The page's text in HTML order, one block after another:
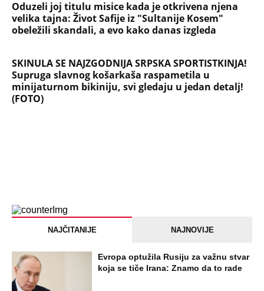
Oduzeli joj titulu misice kada je otkrivena njena
velika tajna: Život Safije iz "Sultanije Kosem"
obeležili skandali, a evo kako danas izgleda
SKINULA SE NAJZGODNIJA SRPSKA SPORTISTKINJA!
Supruga slavnog košarkaša raspametila u
minijaturnom bikiniju, svi gledaju u jedan detalj!
(FOTO)
NAJČITANIJE NAJNOVIJE
Evropa optužila Rusiju za važnu stvar
koja se tiče Irana: Znamo da to rade